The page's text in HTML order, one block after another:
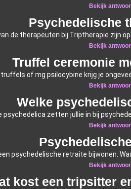
Bekijk
Psychedelische
de therapeuten bij Triptherapie zijn
Bekijk
Truffel ceremonie
truffels of mg psilocybine krijg je
Bekijk
Welke
psychedelica zetten jullie in bij
Bekijk
psychedelische retraite bijwonen.
Bekijk
kost een tripsitter